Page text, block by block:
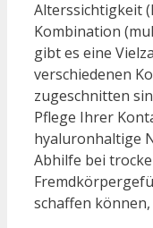
Alterssichtigkeit (
Kombination
gibt es eine
verschiedenen
zugeschnitten
Pflege Ihrer
hyaluronhaltige
Abhilfe bei
schaffen